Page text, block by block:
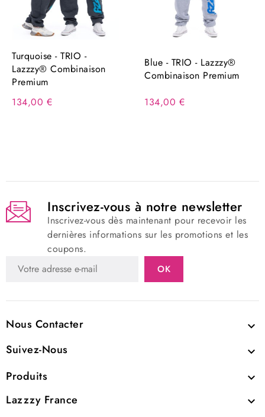
Turquoise - TRIO -
Lazzzy® Combinaison
Premium
134,00 €
Blue - TRIO - Lazzzy®
Combinaison Premium
134,00 €
Inscrivez-vous à notre newsletter
Inscrivez-vous dès maintenant pour recevoir les
dernières informations sur les promotions et les
coupons.
Nous Contacter 
Suivez-Nous 
Produits 
Lazzzy France 